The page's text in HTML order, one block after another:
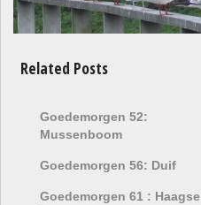
Related Posts
Goedemorgen 52:
Mussenboom
Goedemorgen 56: Duif
Goedemorgen 61 : Haagse